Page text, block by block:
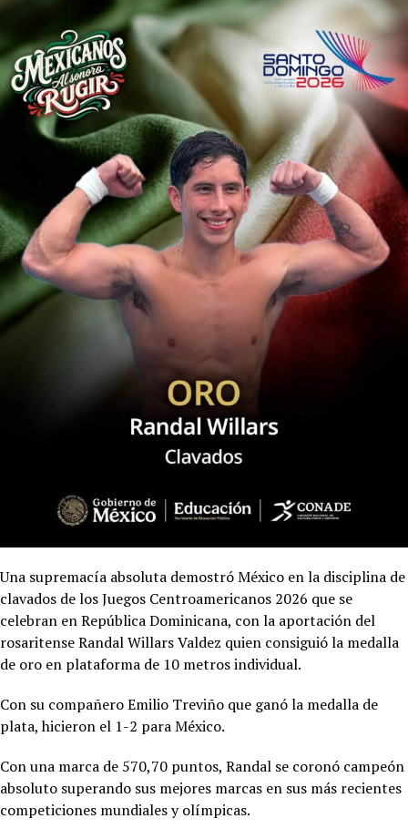
Una supremacía absoluta demostró México en la disciplina de
clavados de los Juegos Centroamericanos 2026 que se
celebran en República Dominicana, con la aportación del
rosaritense Randal Willars Valdez quien consiguió la medalla
de oro en plataforma de 10 metros individual.
Con su compañero Emilio Treviño que ganó la medalla de
plata, hicieron el 1-2 para México.
Con una marca de 570,70 puntos, Randal se coronó campeón
absoluto superando sus mejores marcas en sus más recientes
competiciones mundiales y olímpicas.